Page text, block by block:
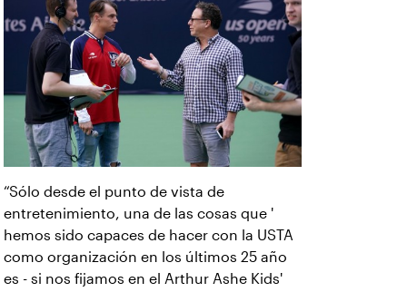
“Sólo desde el punto de vista de
entretenimiento, una de las cosas que '
hemos sido capaces de hacer con la USTA
como organización en los últimos 25 año
es - si nos fijamos en el Arthur Ashe Kids'